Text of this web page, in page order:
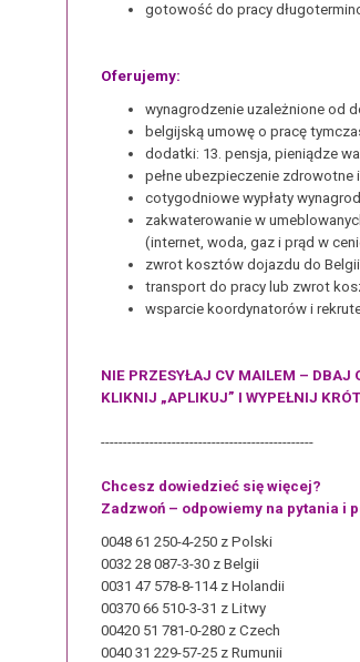
gotowość do pracy
Oferujemy:
wynagrodzenie uzależnione od
belgijską umowę o pracę
dodatki: 13. pensja, pieniądze
pełne ubezpieczenie zdrowotne
cotygodniowe wypłaty
zakwaterowanie w
(internet, woda, gaz i prąd w
zwrot kosztów dojazdu do Belgii
transport do pracy lub zwrot
wsparcie koordynatorów i
NIE PRZESYŁAJ CV MAILEM – DBAJ
KLIKNIJ „APLIKUJ” I WYPEŁNIJ
------------------------------------------------
Chcesz dowiedzieć się więcej?
Zadzwoń – odpowiemy na pytania i
0048 61 250-4-250 z Polski
0032 28 087-3-30 z Belgii
0031 47 578-8-114 z Holandii
00370 66 510-3-31 z Litwy
00420 51 781-0-280 z Czech
0040 31 229-57-25 z Rumunii